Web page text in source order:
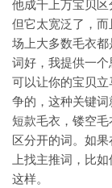
他成千上万宝贝区
但它太宽泛了，
场上大多数毛衣
词好，我提供一个
可以让你的宝贝
争的，这种关键词
短款毛衣，镂空
区分开的词。如
上找主推词，比
这样。